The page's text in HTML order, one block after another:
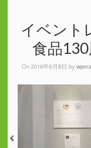
イベント
食品
On 2016年6月8日 by